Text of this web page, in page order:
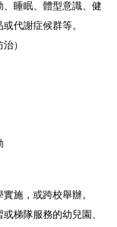
睡眠、體型意識、健
代謝症候群等。
）
施，或跨校舉辦。
梯隊服務的幼兒園、